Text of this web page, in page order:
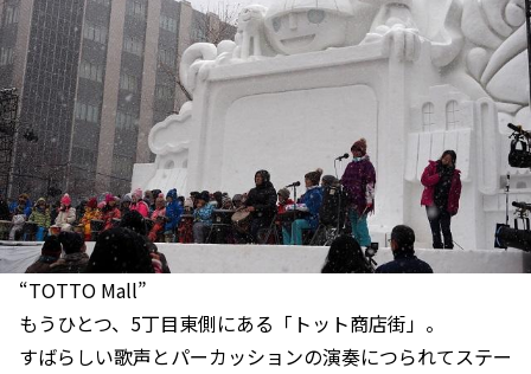
“TOTTO Mall”
もうひとつ、5丁目東側にある「トット商店街」。
すばらしい歌声とパーカッションの演奏につられてステー